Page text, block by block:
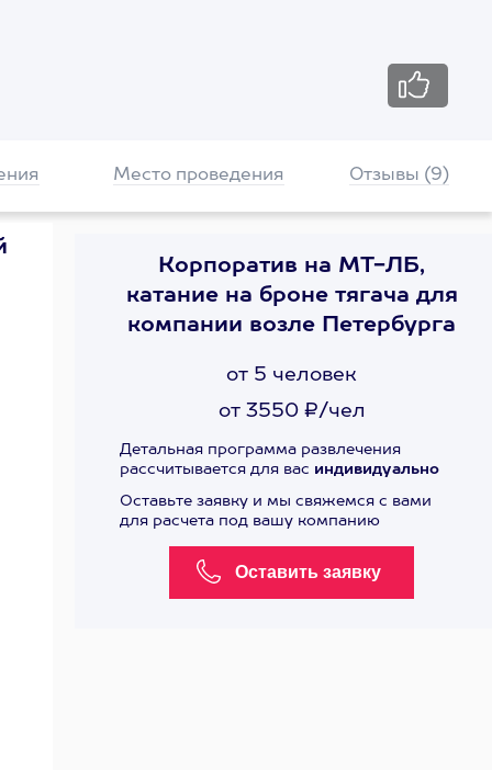
Место проведения Отзывы (9)
Корпоратив на МТ-ЛБ,
катание на броне тягача для
компании возле Петербурга
от 5 человек
от 3550 ₽/чел
Детальная программа развлечения
рассчитывается для вас индивидуально
Оставьте заявку и мы свяжемся с вами
для расчета под вашу компанию